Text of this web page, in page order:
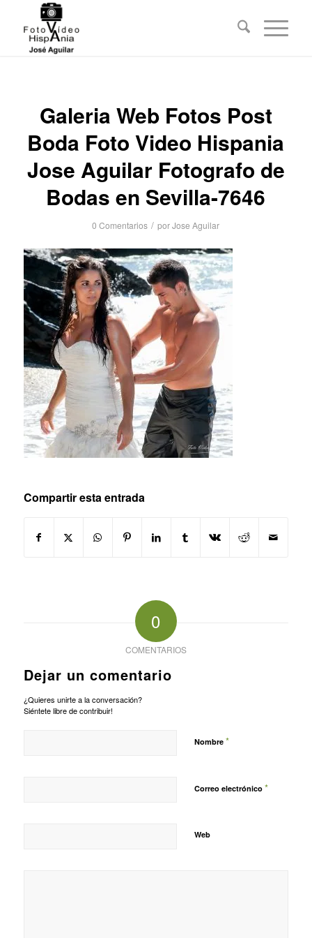
Galeria Web Fotos Post
Boda Foto Video Hispania
Jose Aguilar Fotografo de
Bodas en Sevilla-7646
0 Comentarios / porJose Aguilar
Compartir esta entrada
0
COMENTARIOS
Dejar un comentario
¿Quieres unirte a la conversación?
Siéntete libre de contribuir!
Nombre *
Correo electrónico *
Web